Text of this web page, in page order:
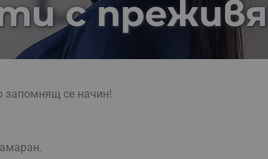
с
запомнящ се начин!